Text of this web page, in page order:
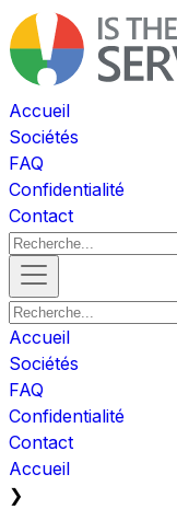
Accueil
Sociétés
FAQ
Confidentialité
Contact
Accueil
Sociétés
FAQ
Confidentialité
Contact
Accueil
❯